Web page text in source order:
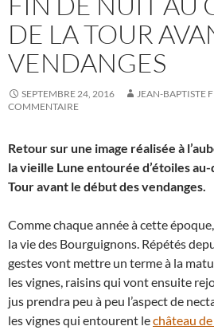
DE LA TOUR
VENDANGES
SEPTEMBRE 24, 2016 JEAN-BAPTISTE
COMMENTAIRE
Retour sur une image réalisée à
la vieille Lune entourée d’étoiles
Tour avant le début des vendanges.
Comme chaque année à cette
la vie des Bourguignons. Répétés
gestes vont mettre un terme à la
les vignes, raisins qui vont ensuite
jus prendra peu à peu l’aspect de
les vignes qui entourent lechâteau